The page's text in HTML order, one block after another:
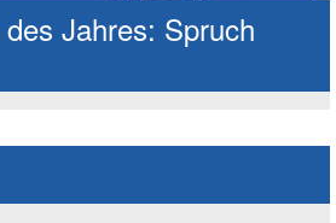
Jahres: Spruch